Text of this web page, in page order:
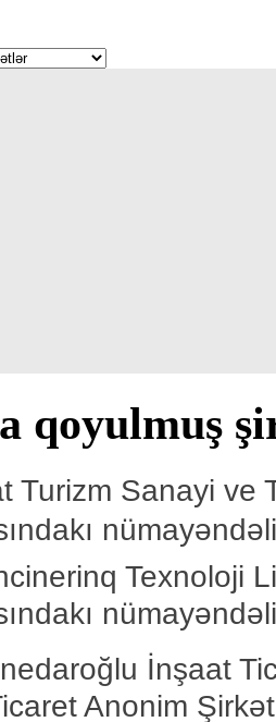
qoyulmuş
Turizm Sanayi ve
Texnoloji
İnşaat
Anonim